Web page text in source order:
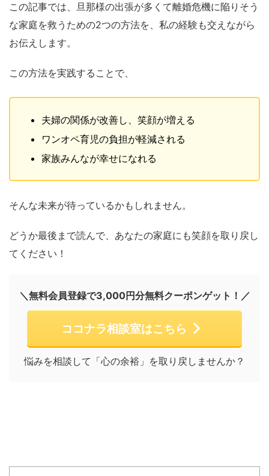
この記事では、旦那様の出張が多くて離婚危機に陥りそう
な家庭を救うための2つの方法を、私の経験も交えながら
お伝えします。
この方法を実践することで、
夫婦の関係が改善し、笑顔が増える
ワンオペ育児の負担が軽減される
家族みんなが幸せになれる
そんな未来が待っているかもしれません。
どうか最後まで読んで、あなたの家庭にも笑顔を取り戻し
てください！
＼無料会員登録で3,000円分無料クーポンゲット！／
ココナラ相談室はこちら
悩みを相談して「心の余裕」を取り戻しませんか？